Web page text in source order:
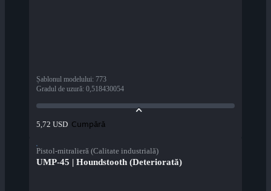
Șablonul modelului: 773
Gradul de uzură: 0,518430054
5,72 USD Cumpără
Pistol-mitralieră (Calitate industrială)
UMP-45 | Houndstooth (Deteriorată)